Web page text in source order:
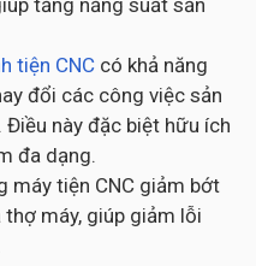
tăng năng suất sản
tiện CNC có khả năng
đổi các công việc sản
Điều này đặc biệt hữu ích
đa dạng.
máy tiện CNC giảm bớt
máy, giúp giảm lỗi